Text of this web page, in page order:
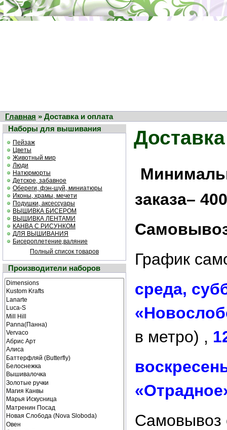
Главная » Доставка и оплата
Наборы для вышивания
Пейзаж
Цветы
Животный мир
Люди
Натюрморты
Детское, забавное
Обереги, фэн-шуй, миниатюры
Иконы, храмы, мечети
Подушки, аксессуары
ВЫШИВКА БИСЕРОМ
ВЫШИВКА ЛЕНТАМИ
КАНВА С РИСУНКОМ
ДЛЯ ВЫШИВАНИЯ
Бисероплетение,валяние
Полный список товаров
Производители наборов
заказа–
График
среда,
в метро) ,
Cамовывоз